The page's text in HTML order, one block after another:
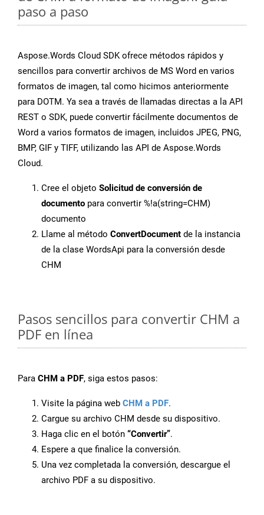
paso a paso
Aspose.Words Cloud SDK ofrece métodos rápidos y
sencillos para convertir archivos de MS Word en varios
formatos de imagen, tal como hicimos anteriormente
para DOTM. Ya sea a través de llamadas directas a la API
REST o SDK, puede convertir fácilmente documentos de
Word a varios formatos de imagen, incluidos JPEG, PNG,
BMP, GIF y TIFF, utilizando las API de Aspose.Words
Cloud.
Cree el objeto Solicitud de conversión de
documento para convertir %!a(string=CHM)
documento
Llame al método ConvertDocument de la instancia
de la clase WordsApi para la conversión desde
CHM
Pasos sencillos para convertir CHM a
PDF en línea
Para CHM a PDF, siga estos pasos:
Visite la página web CHM a PDF.
Cargue su archivo CHM desde su dispositivo.
Haga clic en el botón “Convertir”.
Espere a que finalice la conversión.
Una vez completada la conversión, descargue el
archivo PDF a su dispositivo.